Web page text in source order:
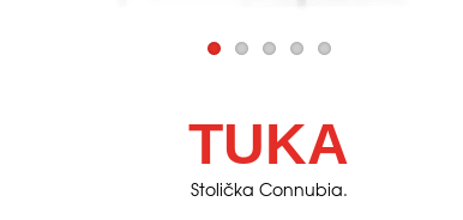
TUKA
Stolička Connubia.